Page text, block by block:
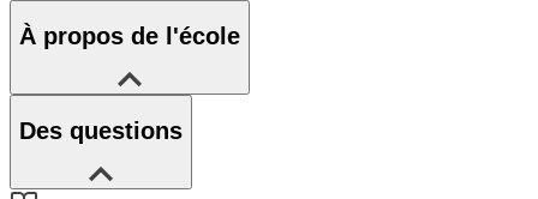
À propos de l'école
Des questions